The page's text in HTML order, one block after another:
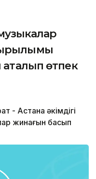
өтпек
- Астана әкімдігі
жинағын басып